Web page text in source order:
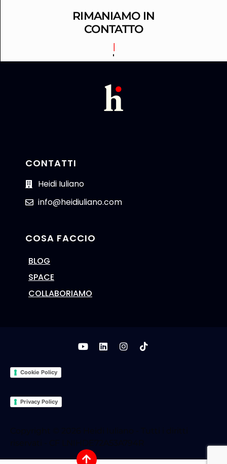
RIMANIAMO IN
CONTATTO
LINKEDIN
CONTATTI
Heidi Iuliano
info@heidiuliano.com
COSA FACCIO
BLOG
SPACE
COLLABORIAMO
Privacy Policy
Cookie Policy